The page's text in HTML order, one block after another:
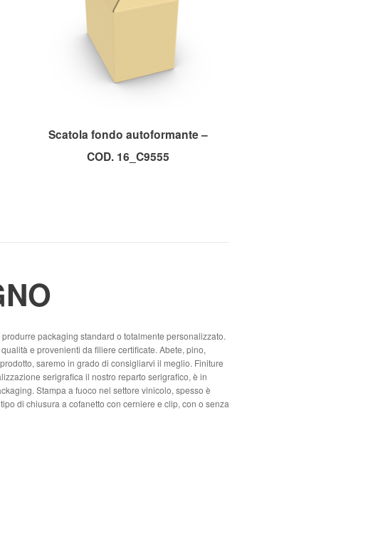
Scatola fondo autoformante –
COD. 16_C9555
packaging standard o totalmente personalizzato.
e provenienti da filiere certificate. Abete, pino,
saremo in grado di consigliarvi il meglio. Finiture
serigrafica il nostro reparto serigrafico, è in
Stampa a fuoco nel settore vinicolo, spesso è
di chiusura a cofanetto con cerniere e clip, con o senza